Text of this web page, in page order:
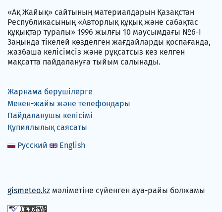
«Ақ Жайық» сайтының материалдарын Қазақстан
Республикасының «Авторлық құқық және сабақтас
құқықтар туралы» 1996 жылғы 10 маусымдағы №6-I
Заңында тікелей көзделген жағдайларды қоспағанда,
жазбаша келісімсіз және рұқсатсыз кез келген
мақсатта пайдалануға тыйым салынады.
Жарнама берушілерге
Мекен-жайы және телефондары
Пайдаланушы келісімі
Құпиялылық саясаты
Русский
English
gismeteo.kz мәліметіне сүйенген ауа-райы болжамы